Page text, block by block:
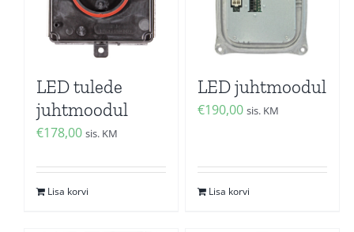
LED tulede
juhtmoodul
€178,00 sis. KM
Lisa korvi
LED juhtmoodul
€190,00 sis. KM
Lisa korvi